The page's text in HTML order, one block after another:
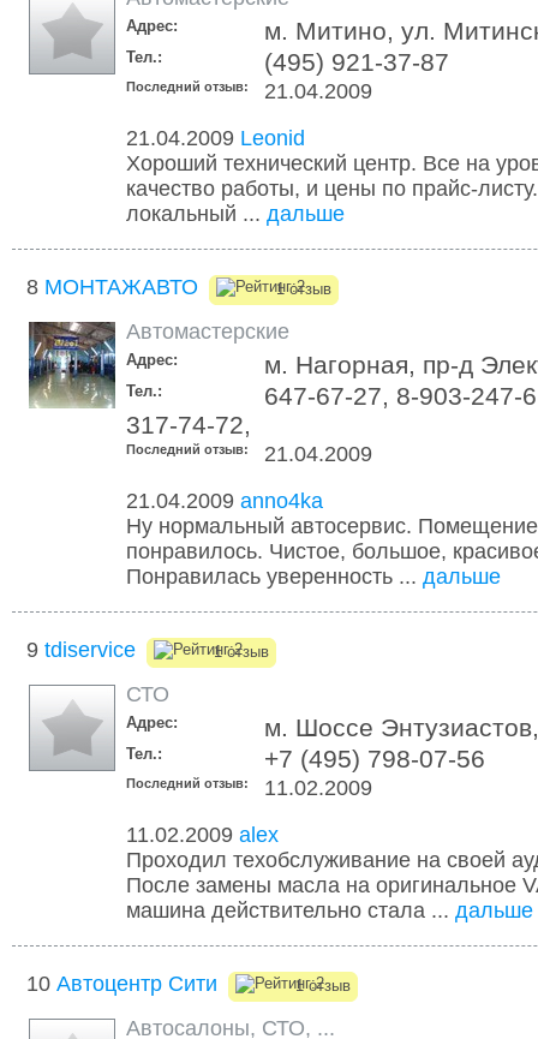
Адрес: м. Митино, ул.
Тел.: (495) 921-37-87
Последний отзыв:
21.04.2009
21.04.2009 Leonid
Хороший технический центр. Все на
качество работы, и цены по прайс-
локальный ... дальше
8 МОНТАЖАВТО 1 отзыв
Автомастерские
Адрес: м. Нагорная, пр-д
Тел.:
647-67-27, 8-903-247-
317-74-72,
Последний отзыв:
21.04.2009
21.04.2009 anno4ka
Ну нормальный автосервис.
понравилось. Чистое, большое,
Понравилась уверенность ... дальше
9 tdiservice 1 отзыв
СТО
Адрес: м. Шоссе
Тел.: +7 (495) 798-07-56
Последний отзыв:
11.02.2009
11.02.2009 alex
Проходил техобслуживание на своей
После замены масла на оригинальное
машина действительно стала ... дальше
10 Автоцентр Сити 1 отзыв
Автосалоны, СТО, ...